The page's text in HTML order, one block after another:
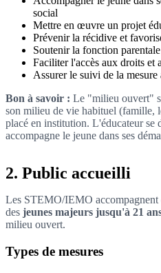
social
Mettre en œuvre un projet
Prévenir la récidive et
Soutenir la fonction parentale
Faciliter l'accès aux droits et
Assurer le suivi de la mesure
Bon à savoir : Le "milieu ouvert"
son milieu de vie habituel (famille,
placé en institution. L'éducateur se
accompagne le jeune dans ses
2. Public accueilli
Les STEMO/IEMO accompagnent
des jeunes majeurs jusqu'à 21
milieu ouvert.
Types de mesures